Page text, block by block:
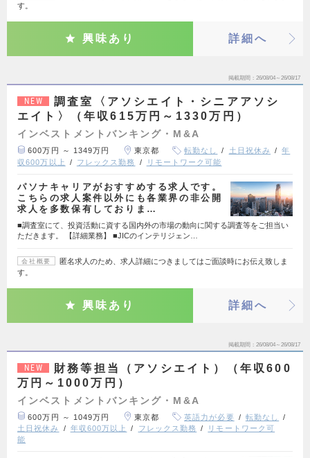
す。
興味あり 詳細へ
掲載期間 26/08/04～26/08/17
NEW
調査室〈アソシエイト・シニアアソシ
エイト〉（年収615万円～1330万円）
インベストメントバンキング・M&A
600万円 ～ 1349万円 東京都 転勤なし 土日祝休み
年
収600万以上
フレックス勤務 リモートワーク可能
パソナキャリアがおすすめする求人です。
こちらの求人案件以外にも各業界の非公開
求人を多数保有しておりま…
■調査室にて、投資活動に資する国内外の市場の動向に関する調査等をご担当い
ただきます。 【詳細業務】 ■JICのインテリジェン…
会社概要
匿名求人のため、求人詳細につきましてはご面談時にお伝え致しま
す。
興味あり 詳細へ
掲載期間 26/08/04～26/08/17
NEW
財務等担当（アソシエイト）（年収600
万円～1000万円）
インベストメントバンキング・M&A
600万円 ～ 1049万円 東京都 英語力が必要
転勤なし
土日祝休み
年収600万以上 フレックス勤務
リモートワーク可
能